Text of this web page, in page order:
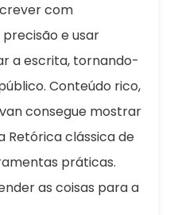
com
e usar
a escrita, tornando-
Conteúdo rico,
consegue mostrar
Retórica clássica de
práticas.
as coisas para a